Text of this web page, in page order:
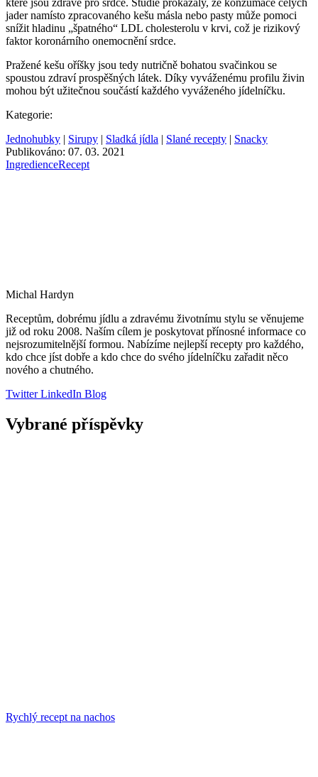
které jsou zdravé pro srdce. Studie prokázaly, že konzumace celých
jader namísto zpracovaného kešu másla nebo pasty může pomoci
snížit hladinu „špatného“ LDL cholesterolu v krvi, což je rizikový
faktor koronárního onemocnění srdce.
Pražené kešu oříšky jsou tedy nutričně bohatou svačinkou se
spoustou zdraví prospěšných látek. Díky vyváženému profilu živin
mohou být užitečnou součástí každého vyváženého jídelníčku.
Kategorie:
Jednohubky | Sirupy | Sladká jídla | Slané recepty | Snacky
Publikováno: 07. 03. 2021
IngredienceRecept
Michal Hardyn
Receptům, dobrému jídlu a zdravému životnímu stylu se věnujeme
již od roku 2008. Naším cílem je poskytovat přínosné informace co
nejsrozumitelnější formou. Nabízíme nejlepší recepty pro každého,
kdo chce jíst dobře a kdo chce do svého jídelníčku zařadit něco
nového a chutného.
TwitterLinkedIn Blog
Vybrané příspěvky
Rychlý recept na nachos